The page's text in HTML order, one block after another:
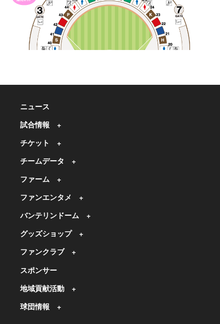
ニュース
試合情報
チケット
チームデータ
ファーム
ファンエンタメ
バンテリンドーム
グッズショップ
ファンクラブ
スポンサー
地域貢献活動
球団情報